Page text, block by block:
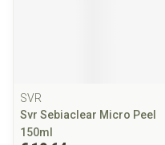
SVR
Svr Sebiaclear Micro Peel
150ml